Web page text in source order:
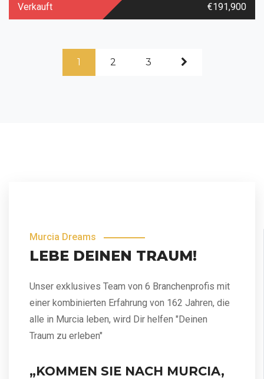
Verkauft €191,900
1 2 3
Murcia Dreams
LEBE DEINEN TRAUM!
Unser exklusives Team von 6 Branchenprofis mit
einer kombinierten Erfahrung von 162 Jahren, die
alle in Murcia leben, wird Dir helfen "Deinen
Traum zu erleben"
„KOMMEN SIE NACH MURCIA,